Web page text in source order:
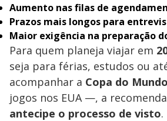
Aumento nas filas de
Prazos mais longos para
Maior exigência na preparação
Para quem planeja viajar em
seja para férias, estudos ou
acompanhar a Copa do
jogos nos EUA —, a
antecipe o processo de visto